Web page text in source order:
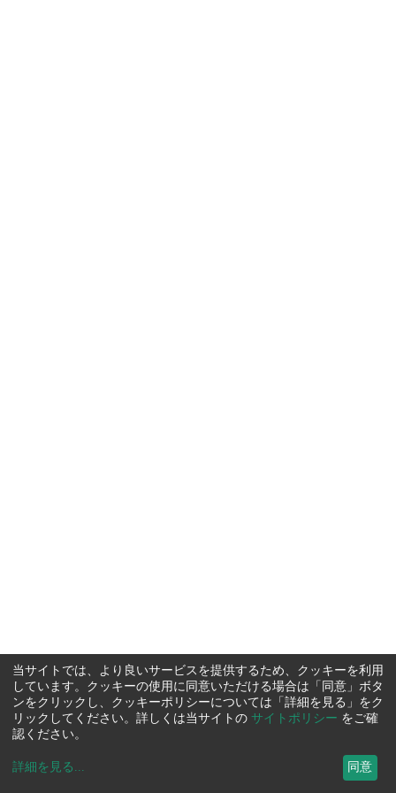
当サイトでは、より良いサービスを提供するため、クッキーを利用
しています。クッキーの使用に同意いただける場合は「同意」ボタ
ンをクリックし、クッキーポリシーについては「詳細を見る」をク
リックしてください。詳しくは当サイトの サイトポリシー をご確
認ください。
詳細を見る ... 同意